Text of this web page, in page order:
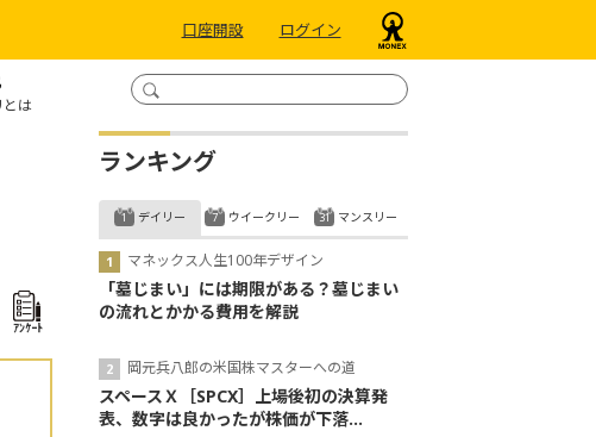
口座開設 ログイン
とは
ｱﾝｹｰﾄ
ランキング
デイリー
マネックス人生100年デザイン
「墓じまい」には期限がある？墓じまい
の流れとかかる費用を解説
岡元兵八郎の米国株マスターへの道
スペースＸ［SPCX］上場後初の決算発
表、数字は良かったが株価が下落...
ウイークリー マンスリー